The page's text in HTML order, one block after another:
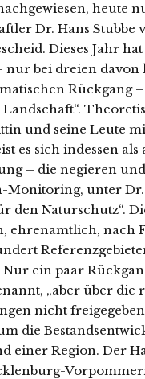
heute
Dr. Hans Stubbe
Dieses Jahr
bei dreien davon
Rückgang
und seine Leute
es sich indessen
– die negieren
unter
den Naturschutz“.
nach
ein paar
„aber über die
nicht freigegeben
die
einer Region. Der